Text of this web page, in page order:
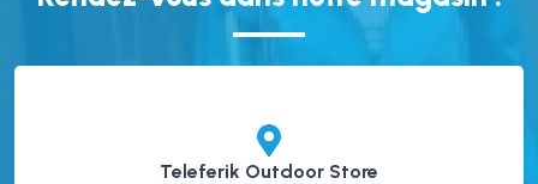
Teleferik Outdoor Store